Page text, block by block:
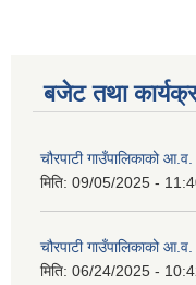
बजेट तथा
चौरपाटी गाउँपालिकाको
मिति: 09/05/2025 -
चौरपाटी गाउँपालिकाको
मिति: 06/24/2025 -